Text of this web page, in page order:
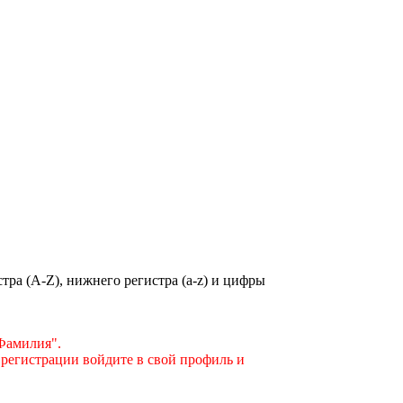
(A-Z), нижнего регистра (a-z) и цифры
войдите в свой профиль и